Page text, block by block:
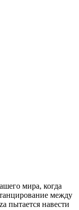
мира, когда
между
пытается навести